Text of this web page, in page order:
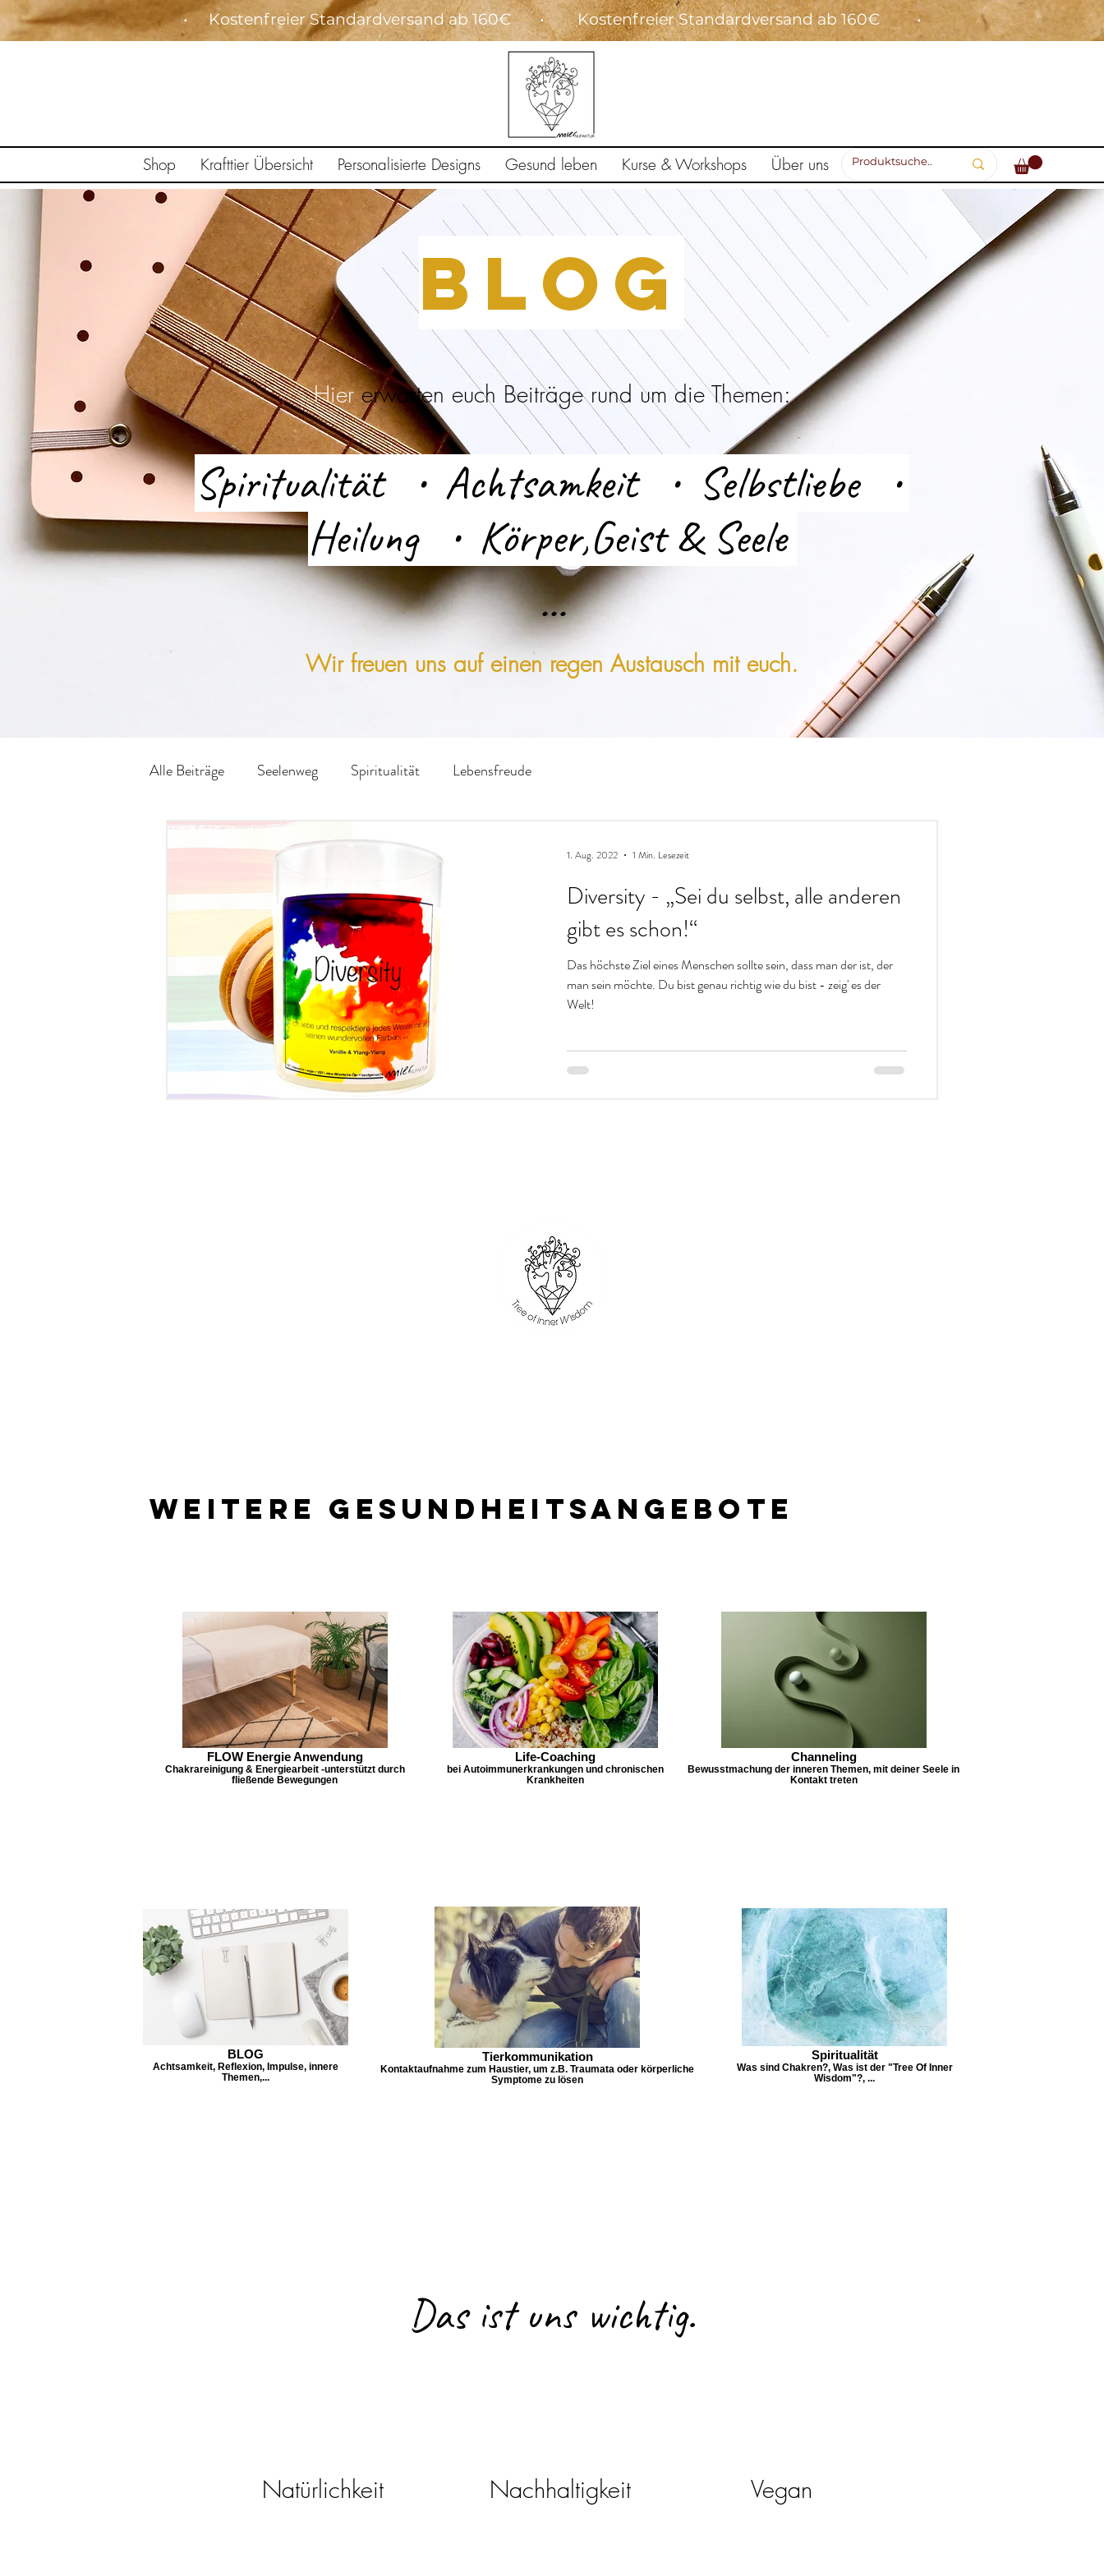
• Kostenfreier Standardversand ab 160€ • Kostenfreier Standardversand ab 160€ •
Shop Krafttier Übersicht Personalisierte Designs Gesund leben Kurse & Workshops Über uns
BLOG
Hiererwarten euch Beiträge rund um die Themen:
Spiritualität • Achtsamkeit • Selbstliebe •
Heilung • Körper,Geist & Seele
...
Wir freuen uns auf einen regen Austausch mit euch.
Alle Beiträge Seelenweg Spiritualität Lebensfreude
Diversity - „Sei du selbst, alle anderen
gibt es schon!“
Das höchste Ziel eines Menschen sollte sein, dass man der ist, der
man sein möchte. Du bist genau richtig wie du bist - zeig' es der
Welt!
1. Aug. 2022 1 Min. Lesezeit
Weitere Gesundheitsangebote
FLOW Energie Anwendung
Chakrareinigung & Energiearbeit -unterstützt durch
fließende Bewegungen
Life-Coaching
bei Autoimmunerkrankungen und chronischen
Krankheiten
Channeling
Bewusstmachung der inneren Themen, mit deiner Seele in
Kontakt treten
BLOG
Achtsamkeit, Reflexion, Impulse, innere
Themen,...
Tierkommunikation
Kontaktaufnahme zum Haustier, um z.B. Traumata oder körperliche
Symptome zu lösen
Spiritualität
Was sind Chakren?, Was ist der "Tree Of Inner
Wisdom"?, ...
Das ist uns wichtig.
Natürlichkeit Nachhaltigkeit Vegan